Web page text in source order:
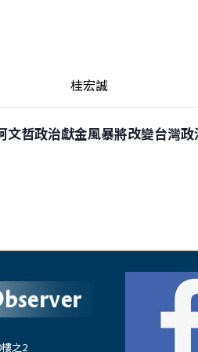
桂宏誠
哲政治獻金風暴將改變台灣政
之2